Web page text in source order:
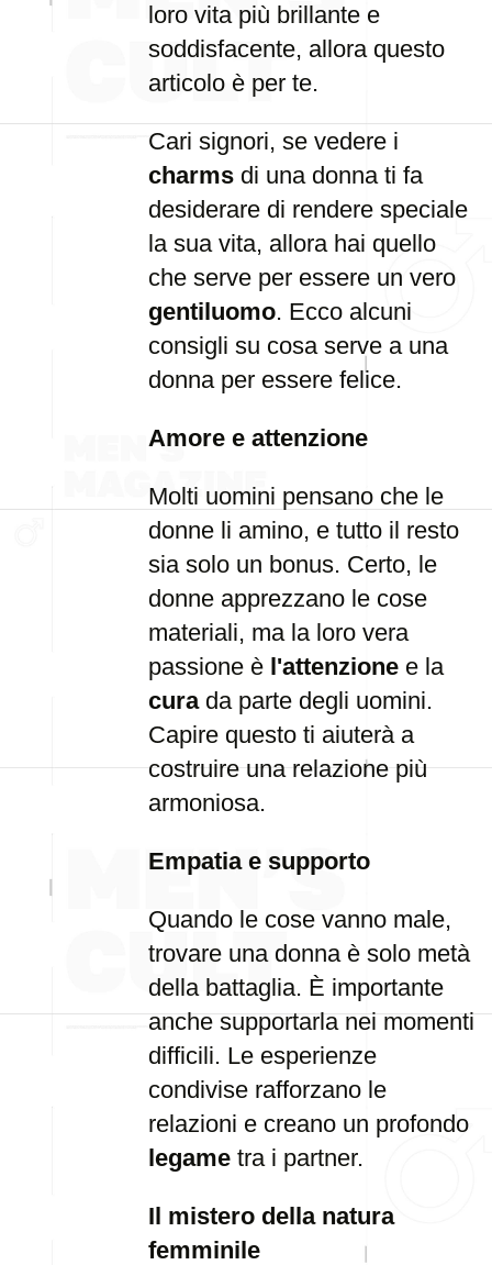
loro vita più brillante e
soddisfacente, allora questo
articolo è per te.
Cari signori, se vedere i
charms di una donna ti fa
desiderare di rendere speciale
la sua vita, allora hai quello
che serve per essere un vero
gentiluomo. Ecco alcuni
consigli su cosa serve a una
donna per essere felice.
Amore e attenzione
Molti uomini pensano che le
donne li amino, e tutto il resto
sia solo un bonus. Certo, le
donne apprezzano le cose
materiali, ma la loro vera
passione è l'attenzione e la
curada parte degli uomini.
Capire questo ti aiuterà a
costruire una relazione più
armoniosa.
Empatia e supporto
Quando le cose vanno male,
trovare una donna è solo metà
della battaglia. È importante
anche supportarla nei momenti
difficili. Le esperienze
condivise rafforzano le
relazioni e creano un profondo
legame tra i partner.
Il mistero della natura
femminile